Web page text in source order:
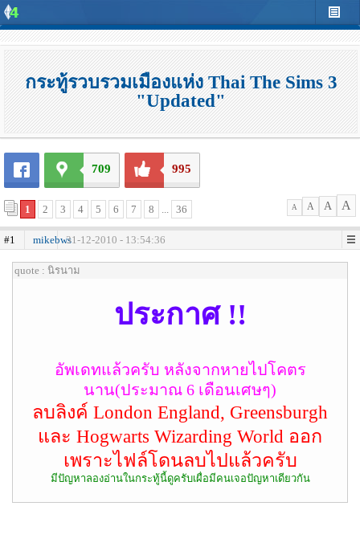
กระทู้รวบรวมเมืองแห่ง Thai The Sims 3
"Updated"
709 995
1 2 3 4 5 6 7 8 ... 36 A A A A
#1 mikebws31-12-2010 - 13:54:36
quote : นิรนาม
ประกาศ !!
อัพเดทแล้วครับ หลังจากหายไปโคตร
นาน(ประมาณ 6 เดือนเศษๆ)
ลบลิงค์ London England, Greensburgh
และ Hogwarts Wizarding World ออก
เพราะไฟล์โดนลบไปแล้วครับ
มีปัญหาลองอ่านในกระทู้นี้ดูครับเผื่อมีคนเจอปัญหาเดียวกัน